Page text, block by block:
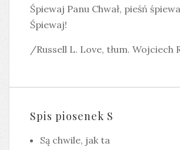
Śpiewaj Panu Chwał, pieśń
Śpiewaj!
/Russell L. Love, tłum. Wojciech
Spis piosenek S
Są chwile, jak ta